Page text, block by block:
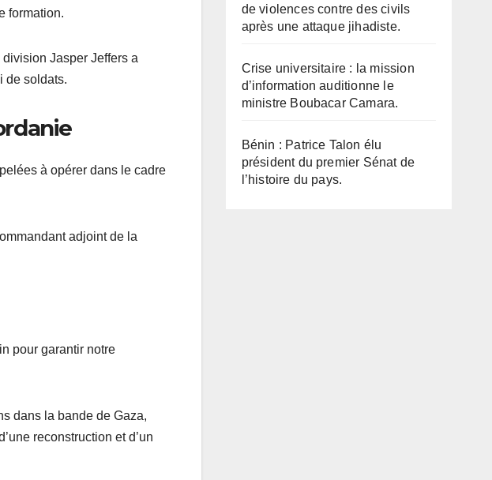
formation.
Jasper Jeffers a
de soldats.
à opérer dans le cadre
adjoint de la
pour garantir notre
dans la bande de Gaza,
reconstruction et d’un
de violences contre des civils
après une attaque jihadiste.
Crise universitaire : la mission
d’information auditionne le
ministre Boubacar Camara.
Bénin : Patrice Talon élu
président du premier Sénat de
l’histoire du pays.